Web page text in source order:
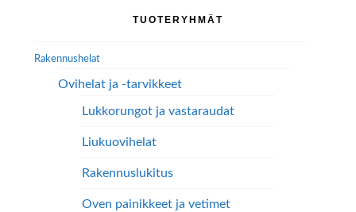
TUOTERYHMÄT
Rakennushelat
Ovihelat ja -tarvikkeet
Lukkorungot ja vastaraudat
Liukuovihelat
Rakennuslukitus
Oven painikkeet ja vetimet